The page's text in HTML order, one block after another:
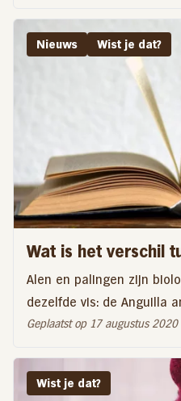
Nieuws Wist je dat?
Wat is het verschil
Alen en palingen zijn
dezelfde vis: de Anguilla
Geplaatst op 17 augustus 2020
Wist je dat?